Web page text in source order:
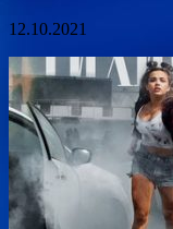
12.10.2021